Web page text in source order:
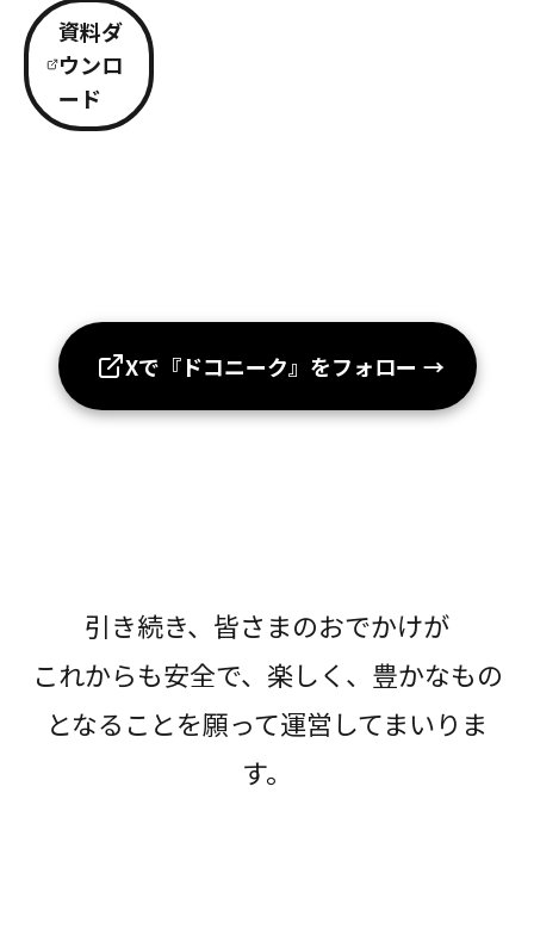
資料ダ
ウンロ
ード
Xで『ドコニーク』をフォロー →
引き続き、皆さまのおでかけが
これからも安全で、楽しく、豊かなもの
となることを願って運営してまいりま
す。